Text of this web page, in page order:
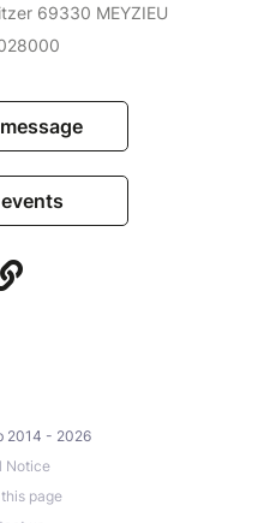
69330 MEYZIEU
2014 - 2026
Notice
page